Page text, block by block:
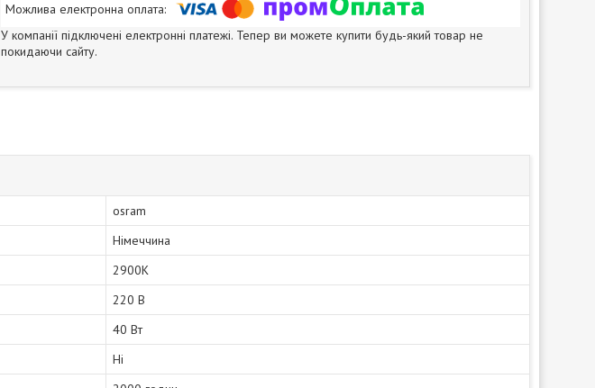
У компанії підключені електронні платежі. Тепер ви можете купити будь-який товар не
покидаючи сайту.
osram
Німеччина
2900K
220 В
40 Вт
Ні